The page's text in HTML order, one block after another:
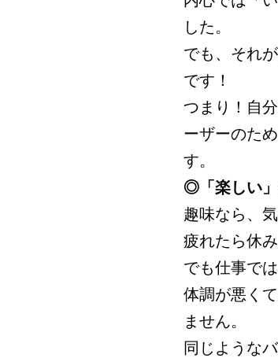
した。
でも、それ
です！
つまり！自
ーザーのた
す。
◎「楽しい
趣味なら、
疲れたら休
でも仕事で
体調が悪く
ません。
同じような